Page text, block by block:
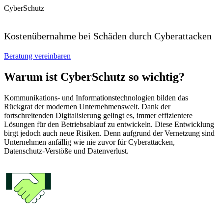
CyberSchutz
Kostenübernahme bei Schäden durch Cyberattacken
Beratung vereinbaren
Warum ist CyberSchutz so wichtig?
Kommunikations- und Informationstechnologien bilden das
Rückgrat der modernen Unternehmenswelt. Dank der
fortschreitenden Digitalisierung gelingt es, immer effizientere
Lösungen für den Betriebsablauf zu entwickeln. Diese Entwicklung
birgt jedoch auch neue Risiken. Denn aufgrund der Vernetzung sind
Unternehmen anfällig wie nie zuvor für Cyberattacken,
Datenschutz-Verstöße und Datenverlust.